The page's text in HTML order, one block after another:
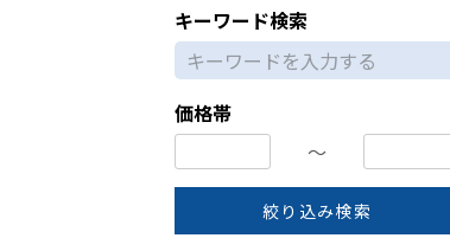
キーワード検索
価格帯
〜
絞り込み検索